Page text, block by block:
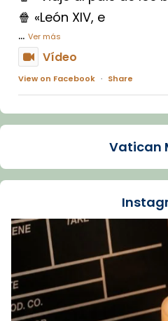
🍿 «León XIV, e
... Ver más
Vídeo
View on Facebook · Share
Arquebisbat de
La Carmina va patir
dos mesos, a l'Estadi
Recupera l'entrevista
tican News 👇
www.vaticannews.va/
07/carmina-historia-
espana-testimoni...
Vatican